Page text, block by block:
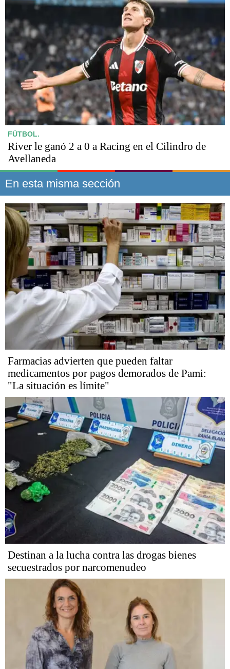
FÚTBOL.
River le ganó 2 a 0 a Racing en el Cilindro de
Avellaneda
En esta misma sección
Farmacias advierten que pueden faltar
medicamentos por pagos demorados de Pami:
"La situación es límite"
Destinan a la lucha contra las drogas bienes
secuestrados por narcomenudeo